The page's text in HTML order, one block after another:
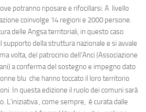
potranno riposare e rifocillarsi. A livello
coinvolge 14 regioni e 2000 persone.
delle Angsa territoriali, in questo caso
supporto della struttura nazionale e si avvale
volta, del patrocinio dell’Anci (Associazione
a conferma del sostegno e impegno dato
blu che hanno toccato il loro territorio
In questa edizione il ruolo dei comuni sarà
L’iniziativa , come sempre, è curata dalle